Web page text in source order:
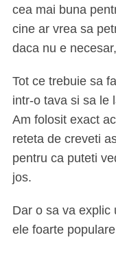
cea mai buna
cine ar vrea sa
daca nu e
Tot ce trebuie sa
intr-o tava si sa le
Am folosit exact
reteta de creveti
pentru ca puteti
jos.
Dar o sa va explic
ele foarte